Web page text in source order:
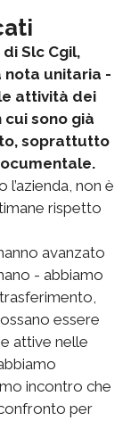
Slc Cgil,
nota unitaria -
attività dei
sono già
soprattutto
non è
rispetto
avanzato
- abbiamo
essere
attive nelle
incontro che
per